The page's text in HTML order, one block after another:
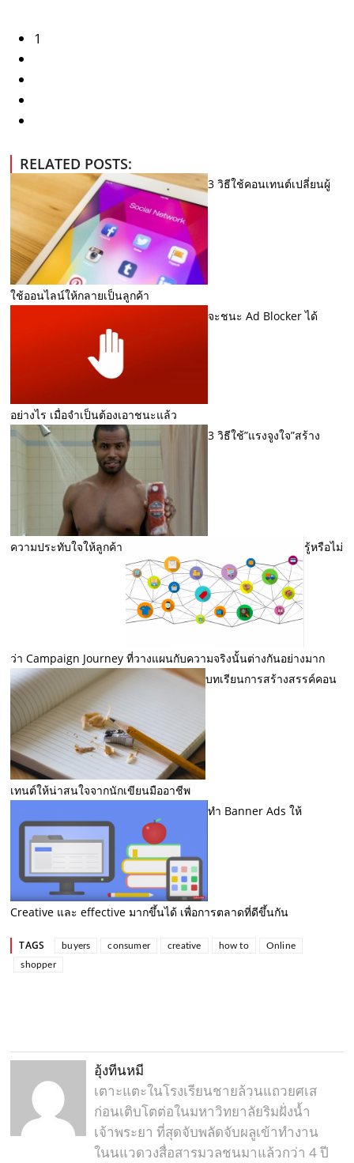
1
RELATED POSTS:
3 วิธีใช้คอนเทนต์เปลี่ยนผู้
ใช้ออนไลน์ให้กลายเป็นลูกค้า
จะชนะ Ad Blocker ได้
อย่างไร เมื่อจำเป็นต้องเอาชนะแล้ว
3 วิธีใช้”แรงจูงใจ”สร้าง
ความประทับใจให้ลูกค้า รู้หรือไม่
ว่า Campaign Journey ที่วางแผนกับความจริงนั้นต่างกันอย่างมาก
บทเรียนการสร้างสรรค์คอน
เทนต์ให้น่าสนใจจากนักเขียนมืออาชีพ
ทำ Banner Ads ให้
Creative และ effective มากขึ้นได้ เพื่อการตลาดที่ดีขึ้นกัน
TAGS buyers consumer creative how to
Online
shopper
อุ้งทีนหมี
เตาะแตะในโรงเรียนชายล้วนแถวยศเส
ก่อนเติบโตต่อในมหาวิทยาลัยริมฝั่งน้ำ
เจ้าพระยา ที่สุดจับพลัดจับผลูเข้าทำงาน
ในนแวดวงสื่อสารมวลชนมาแล้วกว่า 4 ปี